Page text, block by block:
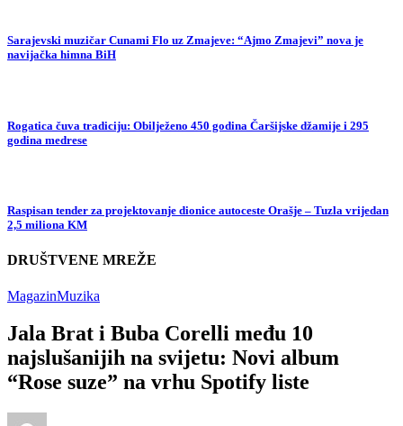
Sarajevski muzičar Cunami Flo uz Zmajeve: “Ajmo Zmajevi” nova je
navijačka himna BiH
Rogatica čuva tradiciju: Obilježeno 450 godina Čaršijske džamije i 295
godina medrese
Raspisan tender za projektovanje dionice autoceste Orašje – Tuzla vrijedan
2,5 miliona KM
DRUŠTVENE MREŽE
MagazinMuzika
Jala Brat i Buba Corelli među 10
najslušanijih na svijetu: Novi album
“Rose suze” na vrhu Spotify liste